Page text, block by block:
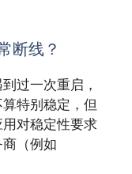
断线？
过一次重启，
特别稳定，但
对稳定性要求
（例如